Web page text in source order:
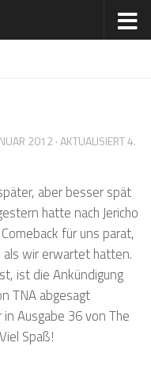
2012 · AKTUALISIERT4.
aber besser spät
hatte nach Jericho
für uns parat,
wir erwartet hatten.
ist die Ankündigung
TNA abgesagt
Ausgabe 36 von The
Spaß!